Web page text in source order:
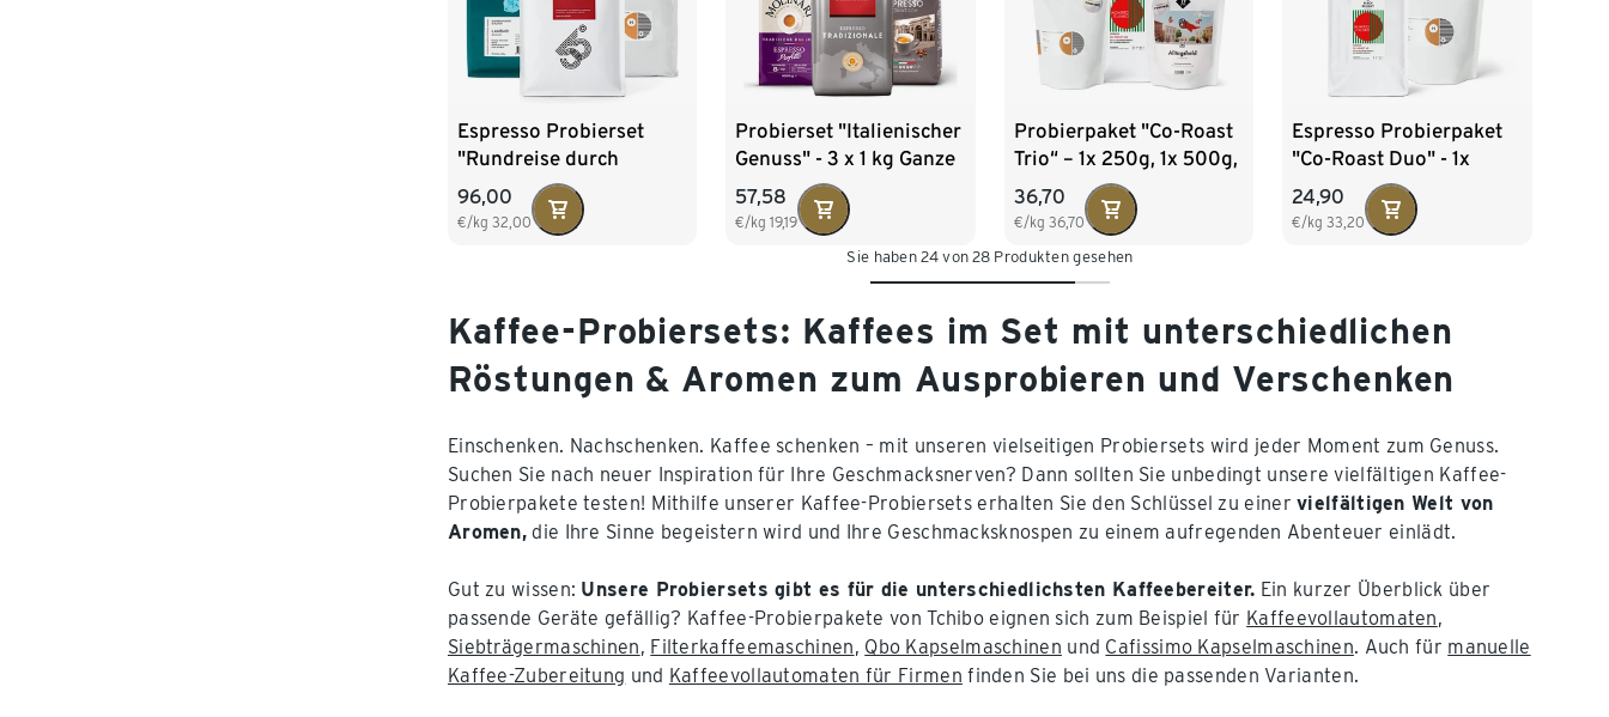
Espresso Probierset
"Rundreise durch
Südamerika" - 3x 1 kg
Ganze Bohne
96,00
€/kg 32,00
Probierset "Italienischer
Genuss" - 3 x 1 kg Ganze
Bohne
57,58
€/kg19,19
Probierpaket "Co-Roast
Trio“ – 1x 250g, 1x 500g,
1x 250g Ganze Bohne
36,70
€/kg 36,70
Espresso Probierpaket
"Co-Roast Duo" - 1x
250g, 1 x 500g Ganze
Bohne
24,90
€/kg33,20
Sie haben 24 von 28 Produkten gesehen
Kaffee-Probiersets: Kaffees im Set mit unterschiedlichen
Röstungen & Aromen zum Ausprobieren und Verschenken
Einschenken. Nachschenken. Kaffee schenken – mit unseren vielseitigen Probiersets wird jeder Moment zum Genuss.
Suchen Sie nach neuer Inspiration für Ihre Geschmacksnerven? Dann sollten Sie unbedingt unsere vielfältigen Kaffee-
Probierpakete testen! Mithilfe unserer Kaffee-Probiersets erhalten Sie den Schlüssel zu einervielfältigen Welt von
Aromen, die Ihre Sinne begeistern wird und Ihre Geschmacksknospen zu einem aufregenden Abenteuer einlädt.
Gut zu wissen: Unsere Probiersets gibt es für die unterschiedlichsten Kaffeebereiter. Ein kurzer Überblick über
passende Geräte gefällig? Kaffee-Probierpakete von Tchibo eignen sich zum Beispiel für Kaffeevollautomaten,
Siebträgermaschinen, Filterkaffeemaschinen, Qbo Kapselmaschinen und Cafissimo Kapselmaschinen. Auch für manuelle
Kaffee-Zubereitung und Kaffeevollautomaten für Firmen finden Sie bei uns die passenden Varianten.